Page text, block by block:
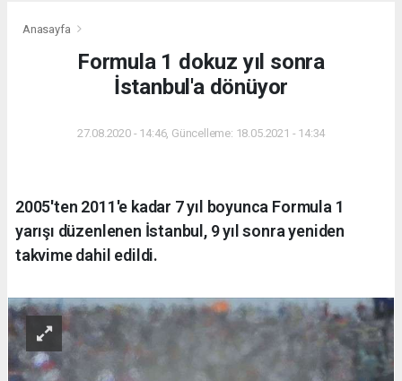
Anasayfa
Formula 1 dokuz yıl sonra
İstanbul'a dönüyor
27.08.2020 - 14:46, Güncelleme: 18.05.2021 - 14:34
2005'ten 2011'e kadar 7 yıl boyunca Formula 1
yarışı düzenlenen İstanbul, 9 yıl sonra yeniden
takvime dahil edildi.